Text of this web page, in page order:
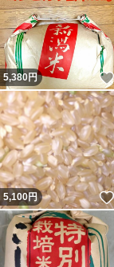
5,380円
5,100円